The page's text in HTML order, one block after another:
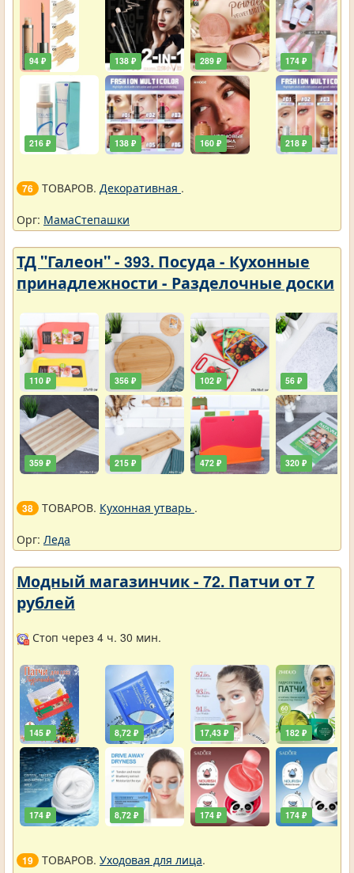
94 ₽
216 ₽
138 ₽
138 ₽
289 ₽
160 ₽
174 ₽
218 ₽
76 ТОВАРОВ. Декоративная .
Орг: МамаСтепашки
ТД "Галеон" - 393. Посуда - Кухонные
принадлежности - Разделочные доски
110 ₽
359 ₽
356 ₽
215 ₽
102 ₽
472 ₽
56 ₽
320 ₽
38 ТОВАРОВ. Кухонная утварь .
Орг: Леда
Модный магазинчик - 72. Патчи от 7
рублей
Стоп через 4 ч. 30 мин.
145 ₽
174 ₽
8,72 ₽
8,72 ₽
17,43 ₽
174 ₽
182 ₽
174 ₽
19 ТОВАРОВ. Уходовая для лица.